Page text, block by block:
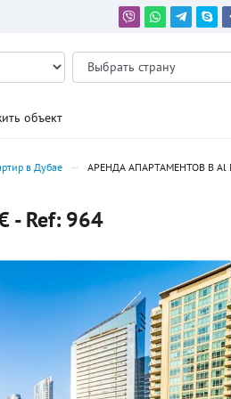
объект
в Дубае АРЕНДА АПАРТАМЕНТОВ В Al
- Ref: 964